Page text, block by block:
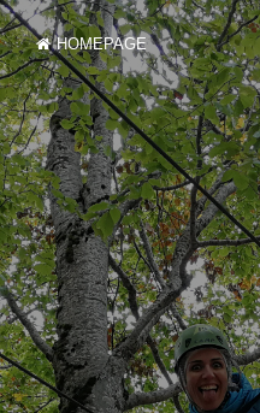
HOMEPAGE